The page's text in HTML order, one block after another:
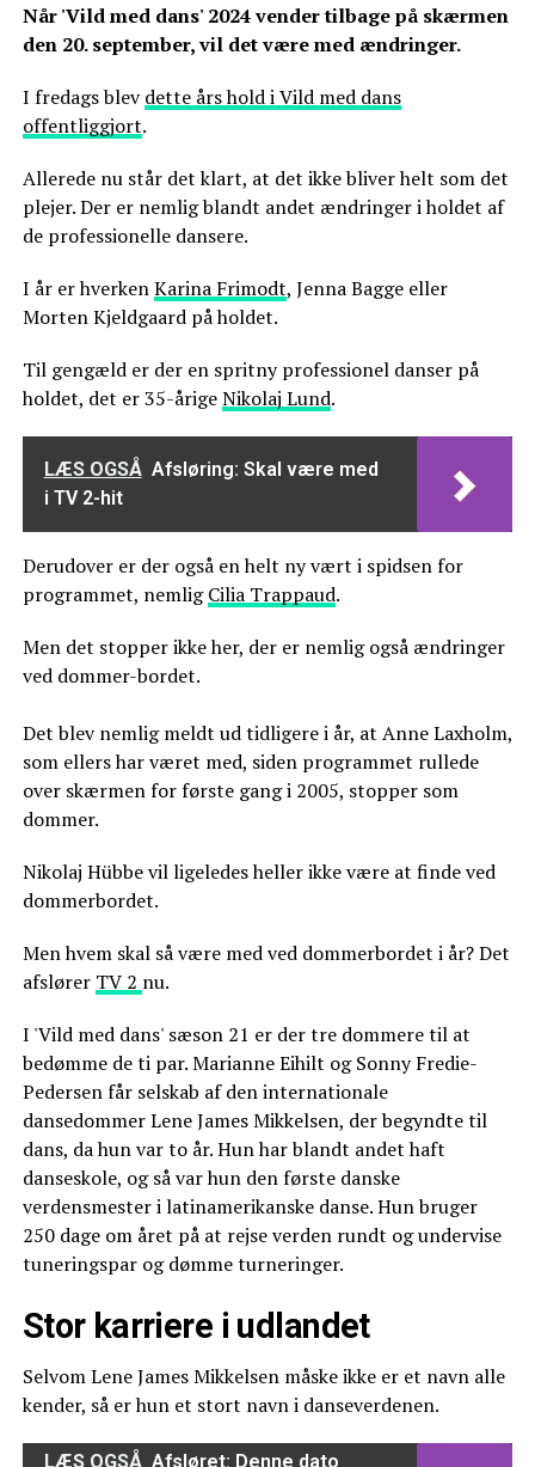
Når 'Vild med dans' 2024 vender tilbage på skærmen
den 20. september, vil det være med ændringer.
I fredags blevdette års hold i Vild med dans
offentliggjort.
Allerede nu står det klart, at det ikke bliver helt som det
plejer. Der er nemlig blandt andet ændringer i holdet af
de professionelle dansere.
I år er hverkenKarina Frimodt, Jenna Bagge eller
Morten Kjeldgaard på holdet.
Til gengæld er der en spritny professionel danser på
holdet, det er 35-årigeNikolaj Lund.
LÆS OGSÅ Afsløring: Skal være med
i TV 2-hit
Derudover er der også en helt ny vært i spidsen for
programmet, nemligCilia Trappaud.
Men det stopper ikke her, der er nemlig også ændringer
ved dommer-bordet.
Det blev nemlig meldt ud tidligere i år, at Anne Laxholm,
som ellers har været med, siden programmet rullede
over skærmen for første gang i 2005, stopper som
dommer.
Nikolaj Hübbe vil ligeledes heller ikke være at finde ved
dommerbordet.
Men hvem skal så være med ved dommerbordet i år? Det
afslører TV 2 nu.
I 'Vild med dans' sæson 21 er der tre dommere til at
bedømme de ti par. Marianne Eihilt og Sonny Fredie-
Pedersen får selskab af den internationale
dansedommer Lene James Mikkelsen, der begyndte til
dans, da hun var to år. Hun har blandt andet haft
danseskole, og så var hun den første danske
verdensmester i latinamerikanske danse. Hun bruger
250 dage om året på at rejse verden rundt og undervise
tuneringspar og dømme turneringer.
Stor karriere i udlandet
Selvom Lene James Mikkelsen måske ikke er et navn alle
kender, så er hun et stort navn i danseverdenen.
LÆS OGSÅ Afsløret: Denne dato